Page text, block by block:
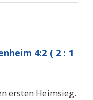
4:2 ( 2 : 1
ersten Heimsieg.